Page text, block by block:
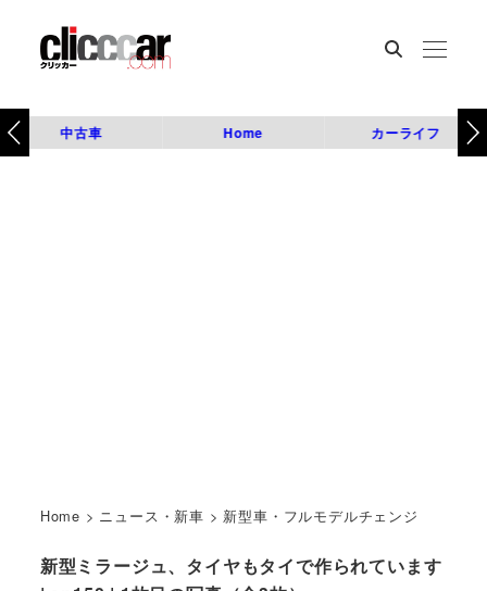
中古車 Home カーライフ
Home > ニュース・新車 > 新型車・フルモデルチェンジ
新型ミラージュ、タイヤもタイで作られています